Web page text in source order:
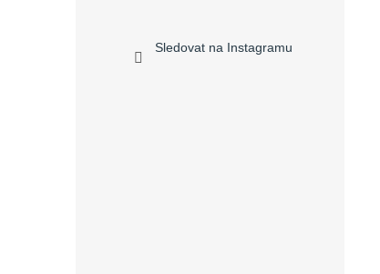
Sledovat na Instagramu